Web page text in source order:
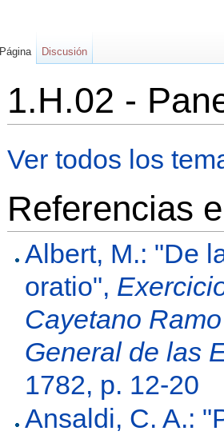
1.H.02 -
Ver todos los
Referencias
Albert, M.: "De
oratio",
Cayetano
General de las
1782, p. 12-20
Ansaldi, C. A.:
Página Discusión